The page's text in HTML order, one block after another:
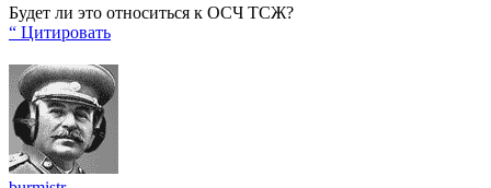
Будет ли это относиться к ОСЧ ТСЖ?
“ Цитировать